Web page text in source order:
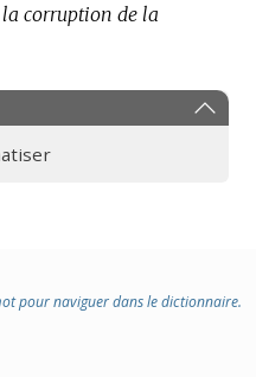
corruption de la
pour naviguer dans le dictionnaire.